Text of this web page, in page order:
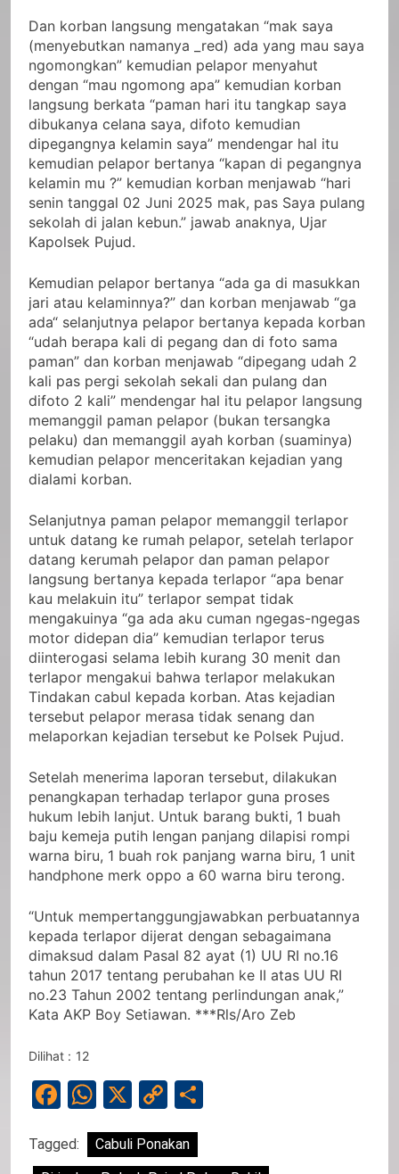
Dan korban langsung mengatakan “mak saya
(menyebutkan namanya _red) ada yang mau saya
ngomongkan” kemudian pelapor menyahut
dengan “mau ngomong apa” kemudian korban
langsung berkata “paman hari itu tangkap saya
dibukanya celana saya, difoto kemudian
dipegangnya kelamin saya” mendengar hal itu
kemudian pelapor bertanya “kapan di pegangnya
kelamin mu ?” kemudian korban menjawab “hari
senin tanggal 02 Juni 2025 mak, pas Saya pulang
sekolah di jalan kebun.” jawab anaknya, Ujar
Kapolsek Pujud.
Kemudian pelapor bertanya “ada ga di masukkan
jari atau kelaminnya?” dan korban menjawab “ga
ada“ selanjutnya pelapor bertanya kepada korban
“udah berapa kali di pegang dan di foto sama
paman” dan korban menjawab “dipegang udah 2
kali pas pergi sekolah sekali dan pulang dan
difoto 2 kali” mendengar hal itu pelapor langsung
memanggil paman pelapor (bukan tersangka
pelaku) dan memanggil ayah korban (suaminya)
kemudian pelapor menceritakan kejadian yang
dialami korban.
Selanjutnya paman pelapor memanggil terlapor
untuk datang ke rumah pelapor, setelah terlapor
datang kerumah pelapor dan paman pelapor
langsung bertanya kepada terlapor “apa benar
kau melakuin itu” terlapor sempat tidak
mengakuinya “ga ada aku cuman ngegas-ngegas
motor didepan dia” kemudian terlapor terus
diinterogasi selama lebih kurang 30 menit dan
terlapor mengakui bahwa terlapor melakukan
Tindakan cabul kepada korban. Atas kejadian
tersebut pelapor merasa tidak senang dan
melaporkan kejadian tersebut ke Polsek Pujud.
Setelah menerima laporan tersebut, dilakukan
penangkapan terhadap terlapor guna proses
hukum lebih lanjut. Untuk barang bukti, 1 buah
baju kemeja putih lengan panjang dilapisi rompi
warna biru, 1 buah rok panjang warna biru, 1 unit
handphone merk oppo a 60 warna biru terong.
“Untuk mempertanggungjawabkan perbuatannya
kepada terlapor dijerat dengan sebagaimana
dimaksud dalam Pasal 82 ayat (1) UU RI no.16
tahun 2017 tentang perubahan ke II atas UU RI
no.23 Tahun 2002 tentang perlindungan anak,”
Kata AKP Boy Setiawan. ***Rls/Aro Zeb
Dilihat : 12
Facebook
WhatsApp
X
Copy
Link
Tagged:
Cabuli Ponakan